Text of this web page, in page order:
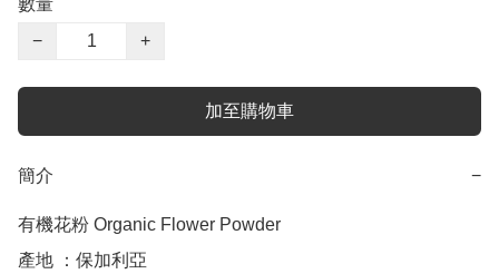
−
+
加至購物車
簡介 −
有機花粉 Organic Flower Powder
產地 ：保加利亞